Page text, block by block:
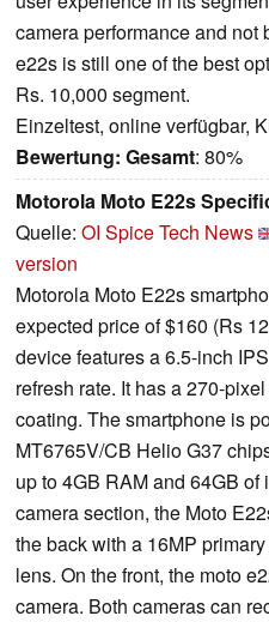
camera performance and not
e22s is still one of the best
Rs. 10,000 segment.
Einzeltest, online verfügbar,
Bewertung: Gesamt: 80%
Motorola Moto E22s
Quelle: OI Spice Tech News
version
Motorola Moto E22s
expected price of $160 (Rs
device features a 6.5-inch
refresh rate. It has a 270-
coating. The smartphone is
MT6765V/CB Helio G37
up to 4GB RAM and 64GB
camera section, the Moto
the back with a 16MP
lens. On the front, the moto
camera. Both cameras can